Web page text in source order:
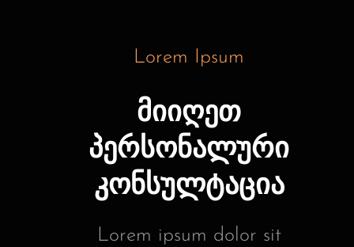
Lorem Ipsum
მიიღეთ
პერსონალური
კონსულტაცია
Lorem ipsum dolor sit